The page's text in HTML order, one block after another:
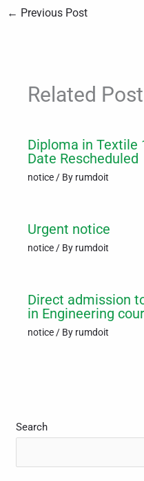
← Previous Post
Related
Diploma in Textile
Date Rescheduled
notice / By rumdoit
Urgent notice
notice / By rumdoit
Direct admission
in Engineering
notice / By rumdoit
Search